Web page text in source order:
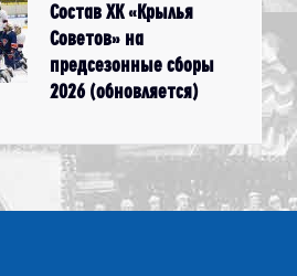
Состав ХК «Крылья
Советов» на
предсезонные сборы
2026 (обновляется)